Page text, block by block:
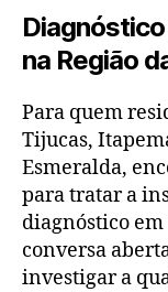
na Região
Para quem
Tijucas,
Esmeralda,
para tratar a
diagnóstico
conversa
investigar a